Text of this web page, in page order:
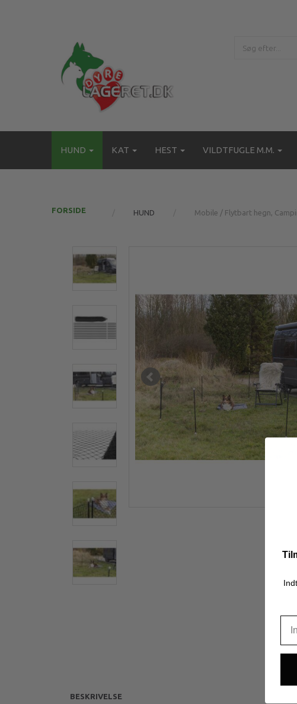
HUND KAT HEST VILDTFUGLE M.M.
FORSIDE HUND Mobile / Flytbart hegn,
BESKRIVELSE